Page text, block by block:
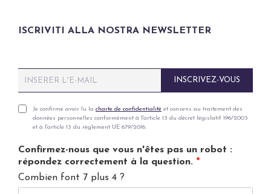
ISCRIVITI ALLA NOSTRA NEWSLETTER
m
iP
v
a
y
Je confirme avoir lu la charte de confidentialité et consens au traitement des
données personnelles conformément à l'article 13 du décret législatif 196/2003
et à l'article 13 du règlement UE 679/2016.
Confirmez-nous que vous n'êtes pas un robot :
répondez correctement à la question. *
Combien font 7 plus 4 ?
INSCRIVEZ-VOUS